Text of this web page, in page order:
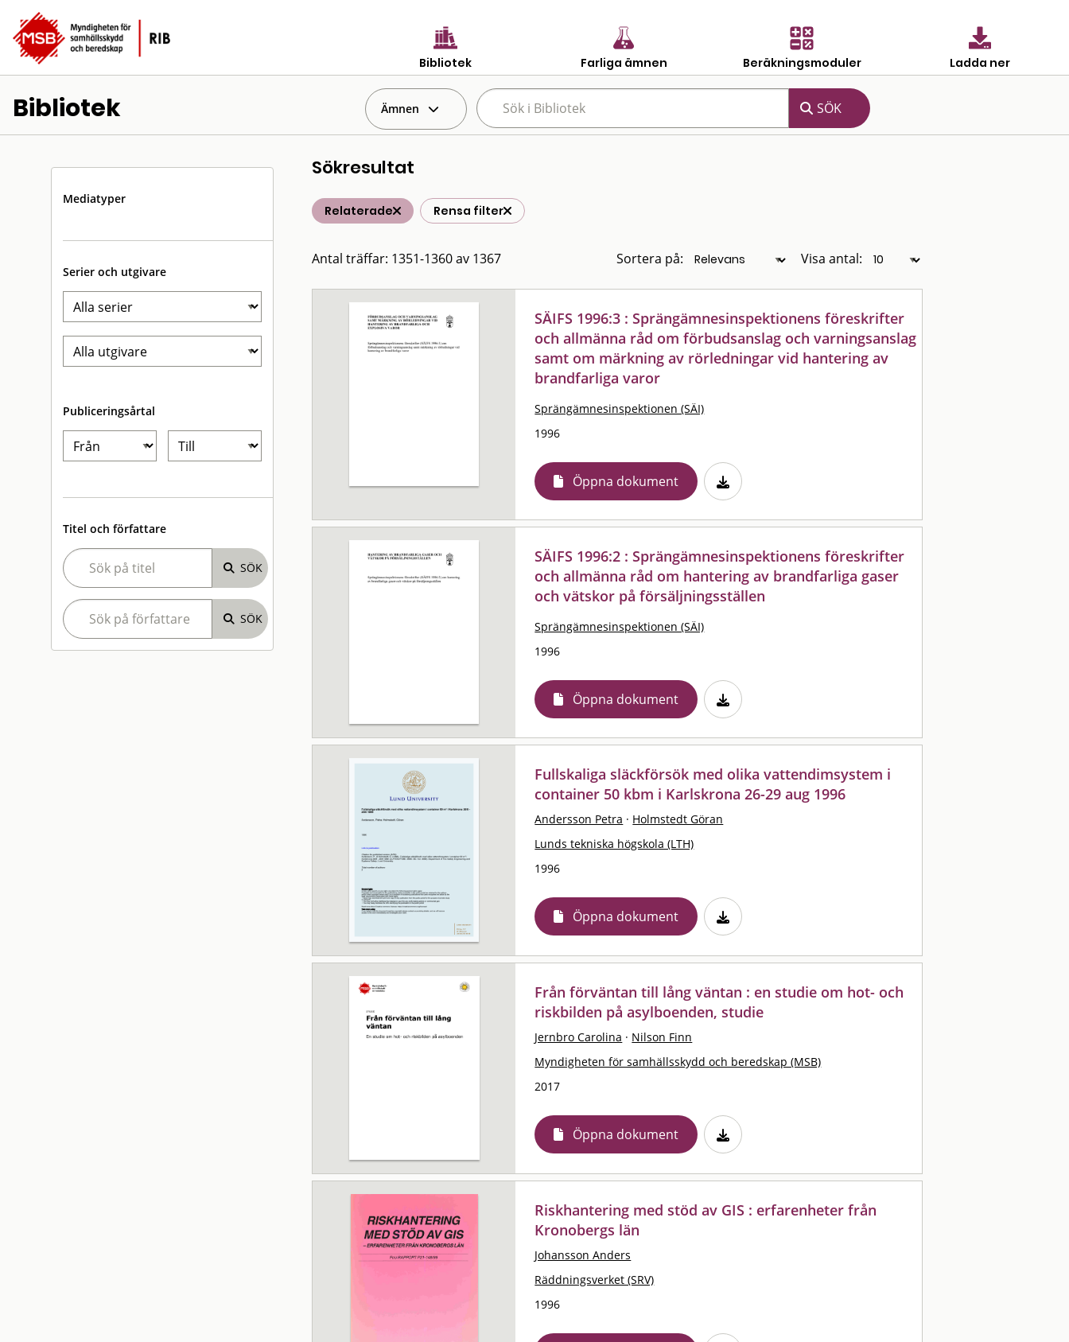
Bibliotek Farliga ämnen Beräkningsmoduler Ladda ner
Bibliotek Ämnen
Mediatyper
Serier och utgivare
Publiceringsårtal
Titel och författare
Sökresultat
Relaterade Rensa filter
Antal träffar: 1351-1360 av 1367 Sortera på: Visa antal:
SÄIFS 1996:3 : Sprängämnesinspektionens föreskrifter
och allmänna råd om förbudsanslag och varningsanslag
samt om märkning av rörledningar vid hantering av
brandfarliga varor
Sprängämnesinspektionen (SÄI)
1996
Öppna dokument
SÄIFS 1996:2 : Sprängämnesinspektionens föreskrifter
och allmänna råd om hantering av brandfarliga gaser
och vätskor på försäljningsställen
Sprängämnesinspektionen (SÄI)
1996
Öppna dokument
Fullskaliga släckförsök med olika vattendimsystem i
container 50 kbm i Karlskrona 26-29 aug 1996
Andersson Petra · Holmstedt Göran
Lunds tekniska högskola (LTH)
1996
Öppna dokument
Från förväntan till lång väntan : en studie om hot- och
riskbilden på asylboenden, studie
Jernbro Carolina · Nilson Finn
Myndigheten för samhällsskydd och beredskap (MSB)
2017
Öppna dokument
Riskhantering med stöd av GIS : erfarenheter från
Kronobergs län
Johansson Anders
Räddningsverket (SRV)
1996